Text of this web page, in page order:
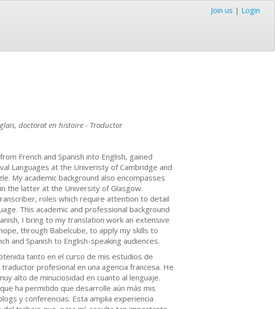
Join us | Login
doctorat en histoire - Traductor
French and Spanish into English, gained
Languages at the Univeristy of Cambridge and
My academic background also encompasses
the latter at the University of Glasgow.
roles which require attention to detail
This academic and professional background
I bring to my translation work an extensive
through Babelcube, to apply my skills to
and Spanish to English-speaking audiences.
tanto en el curso de mis estudios de
profesional en una agencia francesa. He
alto de minuciosidad en cuanto al lenguaje.
ha permitido que desarrolle aún más mis
y conferencias. Esta amplia experiencia